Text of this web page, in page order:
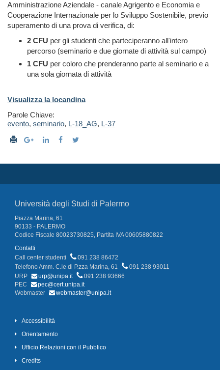
Amministrazione Aziendale - canale Agrigento e Economia e
Cooperazione Internazionale per lo Sviluppo Sostenibile, previo
superamento di una prova di verifica, di:
2 CFU per gli studenti che parteciperanno all'intero
percorso (seminario e due giornate di attività sul campo)
1 CFU per coloro che prenderanno parte al seminario e a
una sola giornata di attività
Visualizza la locandina
Parole Chiave:
evento, seminario, L-18_AG, L-37
Università degli Studi di Palermo
Piazza Marina, 61
90133 - PALERMO
Codice Fiscale 80023730825, Partita IVA 00605880822
Contatti
Call center studenti
091 238 86472
Telefono Amm. C.le di P.zza Marina, 61
091 238 93011
URP
urp@unipa.it
091 238 93666
PEC
pec@cert.unipa.it
Webmaster
webmaster@unipa.it
Accessibilità
Orientamento
Ufficio Relazioni con il Pubblico
Credits